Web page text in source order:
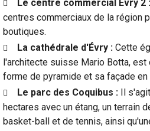
Le centre commercial Évry 2 :
centres commerciaux de la région
boutiques.
La cathédrale d'Évry : Cette
l'architecte suisse Mario Botta,
forme de pyramide et sa façade en
Le parc des Coquibus : Il
hectares avec un étang, un terrain
basket-ball et de tennis, ainsi